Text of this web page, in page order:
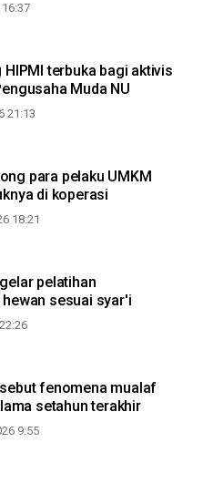
HIPMI terbuka bagi aktivis
Muda NU
21:13
para pelaku UMKM
di koperasi
18:21
pelatihan
sesuai syar'i
fenomena mualaf
setahun terakhir
9:55